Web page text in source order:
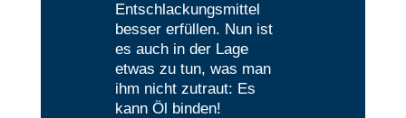
Entschlackungsmittel
besser erfüllen. Nun ist
es auch in der Lage
etwas zu tun, was man
ihm nicht zutraut: Es
kann Öl binden!